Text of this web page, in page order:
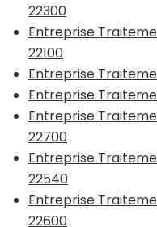
22300
Entreprise
22100
Entreprise
Entreprise
Entreprise
22700
Entreprise
22540
Entreprise
22600